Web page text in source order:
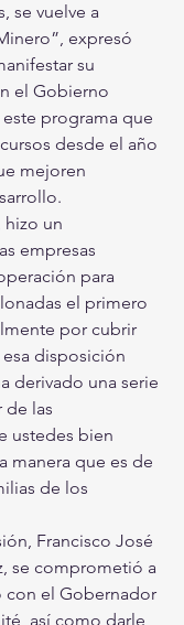
se vuelve a
expresó
su
el Gobierno
programa que
desde el año
mejoren
hizo un
empresas
para
el primero
por cubrir
disposición
derivado una serie
de las
ustedes bien
manera que es de
de los
Francisco José
se comprometió a
con el Gobernador
así como darle